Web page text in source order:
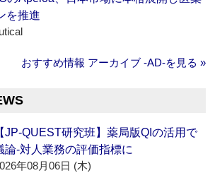
を推進
おすすめ情報 アーカイブ ‐AD‐を見る »
【JP-QUEST研究班】薬局版QIの活用で
論‐対人業務の評価指標に
年08月06日 (木)